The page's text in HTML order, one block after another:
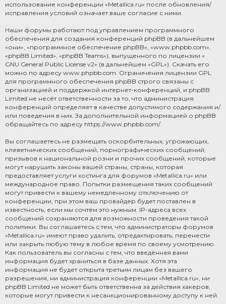
использование конференции «Metallica.ru» после обновления/
исправления условий означает ваше согласие с ними.
Наши форумы работают под управлением программного
обеспечения для создания конференций phpBB (в дальнейшем
«они», «программное обеспечение phpBB», «www.phpbb.com»,
«phpBB Limited», «phpBB Teams»), выпущенного по лицензии «
GNU General Public License v2» (в дальнейшем «GPL»). Скачать его
можно по адресу www.phpbb.com. Ограничения лицензии GPL
для программного обеспечения phpBB строго связаны с
организацией и поддержкой интернет-конференций, и phpBB
Limited не несёт ответственности за то, что администрация
конференций определяет в качестве допустимого содержания и/
или поведения в них. За дополнительной информацией о phpBB
обращайтесь по адресу https://www.phpbb.com/.
Вы соглашаетесь не размещать оскорбительных, угрожающих,
клеветнических сообщений, порнографических сообщений,
призывов к национальной розни и прочих сообщений, которые
могут нарушить законы вашей страны, страны, которая
предоставляет услуги хостинга для форумов «Metallica.ru» или
международное право. Попытки размещения таких сообщений
могут привести к вашему немедленному отключению от
конференции, при этом ваш провайдер будет поставлен в
известность, если мы сочтём это нужным. IP-адреса всех
сообщений сохраняются для возможности проведения такой
политики. Вы соглашаетесь с тем, что администраторы форумов
«Metallica.ru» имеют право удалить, отредактировать, перенести
или закрыть любую тему в любое время по своему усмотрению.
Как пользователь вы согласны с тем, что введённая вами
информация будет храниться в базе данных. Хотя эта
информация не будет открыта третьим лицам без вашего
разрешения, ни администрация конференции «Metallica.ru», ни
phpBB Limited не может быть ответственна за действия хакеров,
которые могут привести к несанкционированному доступу к ней.